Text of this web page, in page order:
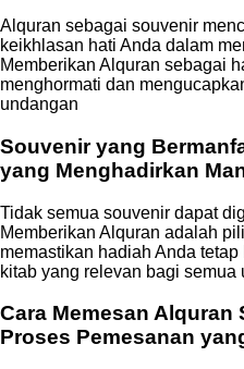
Alquran sebagai souvenir
keikhlasan hati Anda dalam
Memberikan Alquran sebagai
menghormati dan
undangan
Souvenir yang
yang Menghadirkan
Tidak semua souvenir dapat
Memberikan Alquran adalah
memastikan hadiah Anda
kitab yang relevan bagi
Cara Memesan Alquran
Proses Pemesanan